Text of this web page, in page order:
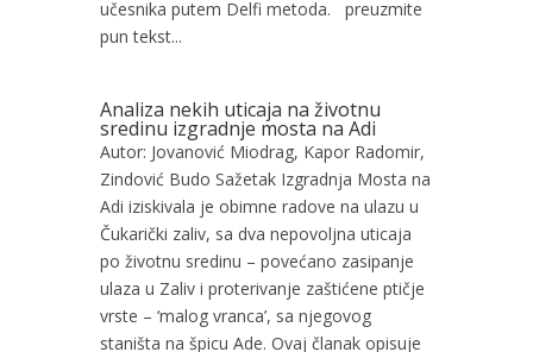
učesnika putem Delfi metoda. preuzmite
pun tekst...
Analiza nekih uticaja na životnu
sredinu izgradnje mosta na Adi
Autor: Jovanović Miodrag, Kapor Radomir,
Zindović Budo Sažetak Izgradnja Mosta na
Adi iziskivala je obimne radove na ulazu u
Čukarički zaliv, sa dva nepovoljna uticaja
po životnu sredinu – povećano zasipanje
ulaza u Zaliv i proterivanje zaštićene ptičje
vrste – ‘malog vranca’, sa njegovog
staništa na špicu Ade. Ovaj članak opisuje